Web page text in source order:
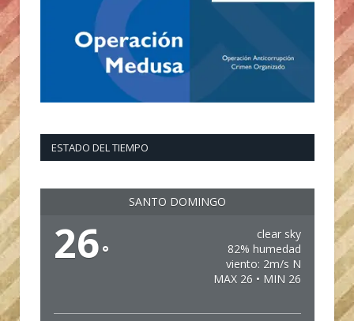
ESTADO DEL TIEMPO
SANTO DOMINGO
26°
clear sky
82% humedad
viento: 2m/s N
MAX 26 • MIN 26